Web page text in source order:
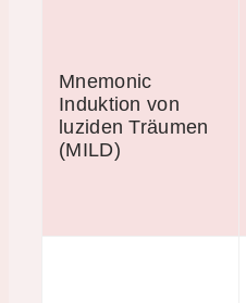
Mnemonic
Induktion von
luziden Träumen
(MILD)